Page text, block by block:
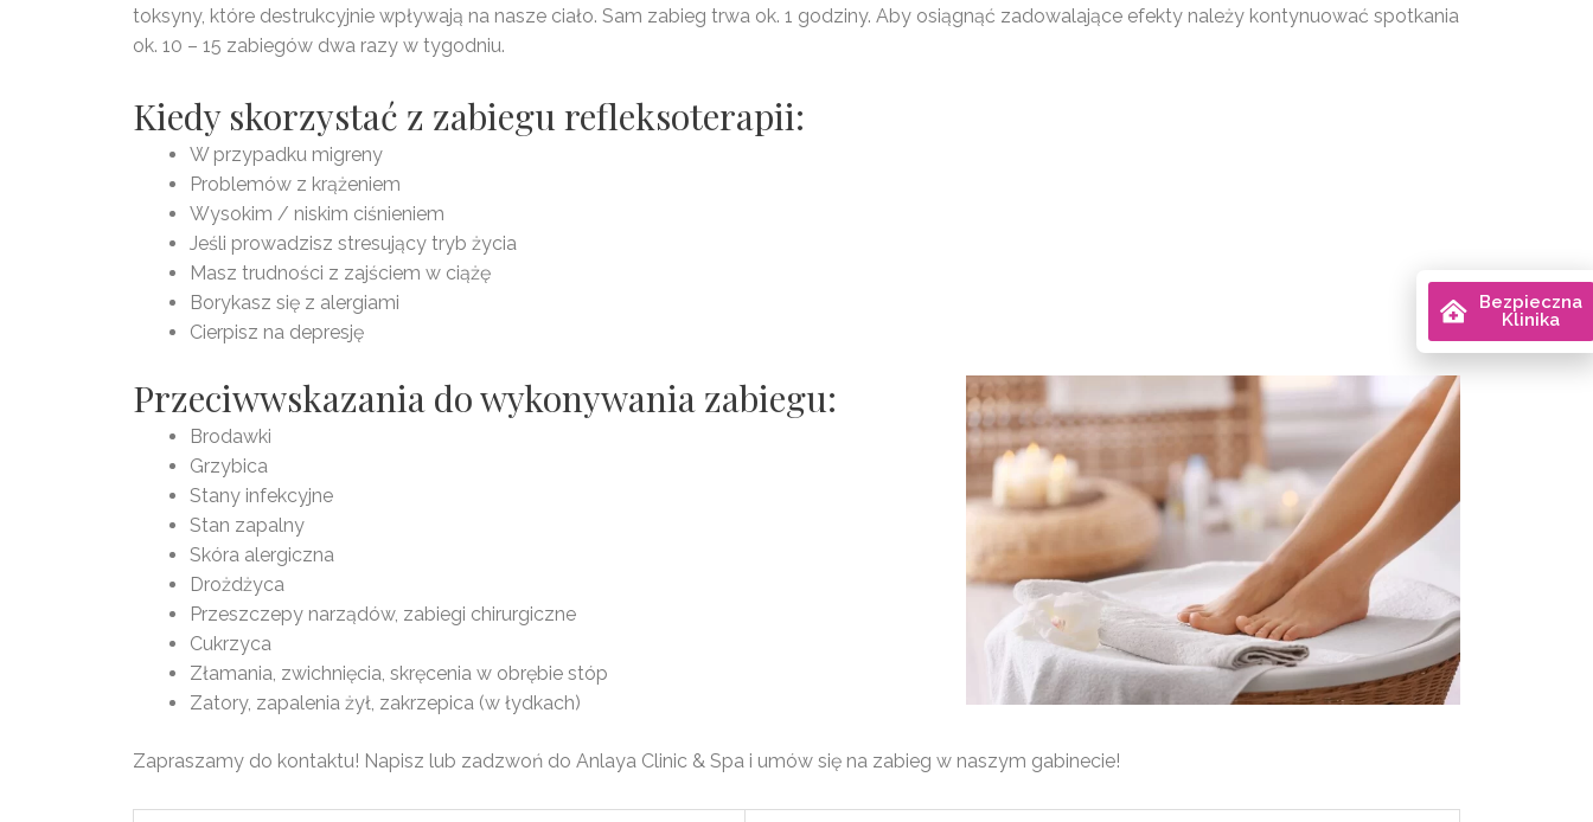
toksyny, które destrukcyjnie wpływają na nasze ciało. Sam zabieg trwa ok. 1 godziny. Aby osiągnąć zadowalające efekty należy kontynuować spotkania
ok. 10 – 15 zabiegów dwa razy w tygodniu.
Kiedy skorzystać z zabiegu refleksoterapii:
W przypadku migreny
Problemów z krążeniem
Wysokim / niskim ciśnieniem
Jeśli prowadzisz stresujący tryb życia
Masz trudności z zajściem w ciążę
Borykasz się z alergiami
Cierpisz na depresję
Przeciwwskazania do wykonywania zabiegu:
Brodawki
Grzybica
Stany infekcyjne
Stan zapalny
Skóra alergiczna
Drożdżyca
Przeszczepy narządów, zabiegi chirurgiczne
Cukrzyca
Złamania, zwichnięcia, skręcenia w obrębie stóp
Zatory, zapalenia żył, zakrzepica (w łydkach)
Zapraszamy do kontaktu! Napisz lub zadzwoń do Anlaya Clinic & Spa i umów się na zabieg w naszym gabinecie!
Bezpieczna
Klinika